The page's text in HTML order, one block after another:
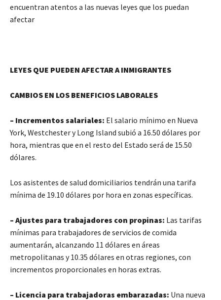
encuentran atentos a las nuevas leyes que los puedan
afectar
LEYES QUE PUEDEN AFECTAR A INMIGRANTES
CAMBIOS EN LOS BENEFICIOS LABORALES
– Incrementos salariales: El salario mínimo en Nueva
York, Westchester y Long Island subió a 16.50 dólares por
hora, mientras que en el resto del Estado será de 15.50
dólares.
Los asistentes de salud domiciliarios tendrán una tarifa
mínima de 19.10 dólares por hora en zonas específicas.
– Ajustes para trabajadores con propinas: Las tarifas
mínimas para trabajadores de servicios de comida
aumentarán, alcanzando 11 dólares en áreas
metropolitanas y 10.35 dólares en otras regiones, con
incrementos proporcionales en horas extras.
– Licencia para trabajadoras embarazadas: Una nueva